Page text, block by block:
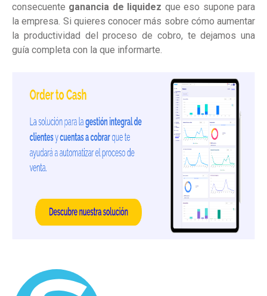
consecuente ganancia de liquidez que eso supone para
la empresa. Si quieres conocer más sobre cómo aumentar
la productividad del proceso de cobro, te dejamos una
guía completa con la que informarte.